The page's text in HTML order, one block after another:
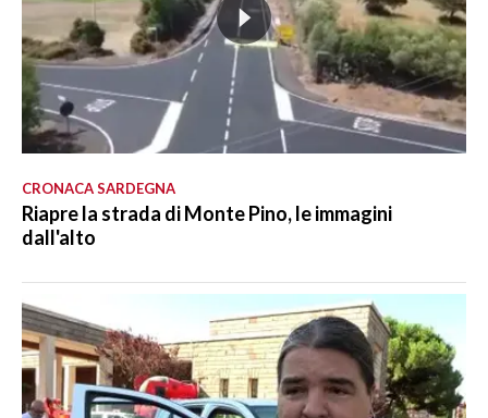
CRONACA SARDEGNA
Riapre la strada di Monte Pino, le immagini
dall'alto